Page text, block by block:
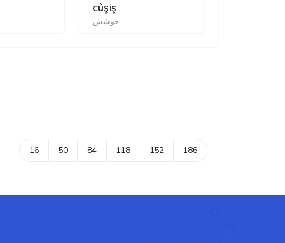
cûşiş
جوشش
16 50 84 118 152 186